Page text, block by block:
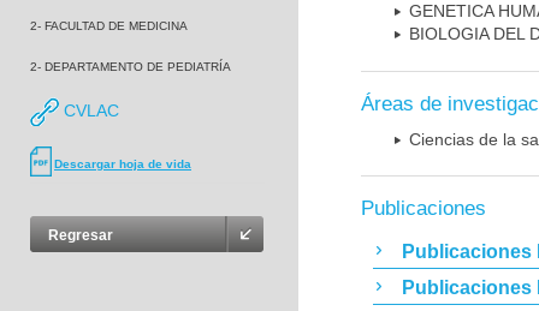
2- FACULTAD DE MEDICINA
2- DEPARTAMENTO DE PEDIATRÍA
CVLAC
Descargar hoja de vida
Regresar
GENETICA
BIOLOGIA DEL
Áreas de
Ciencias de la
Publicaciones
Publicaciones
Publicaciones